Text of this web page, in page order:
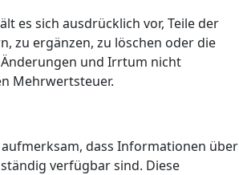
es sich ausdrücklich vor, Teile der
zu ergänzen, zu löschen oder die
und Irrtum nicht
Mehrwertsteuer.
dass Informationen über
verfügbar sind. Diese